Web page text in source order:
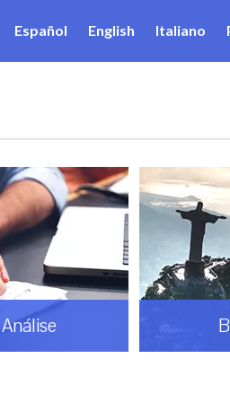
Español English Italiano
Análise